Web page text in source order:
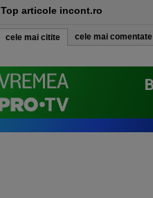
Top articole incont.ro
cele mai citite cele mai comentate